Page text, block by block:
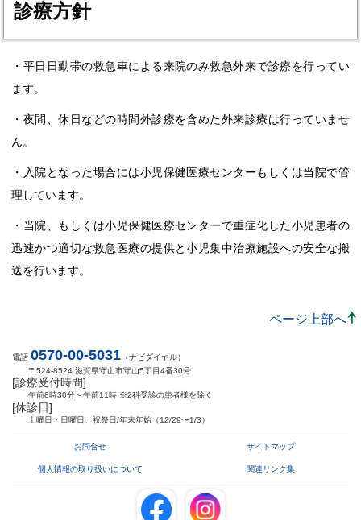
診療方針
・平日日勤帯の救急車による来院のみ救急外来で診療を行ってい
ます。
・夜間、休日などの時間外診療を含めた外来診療は行っていませ
ん。
・入院となった場合には小児保健医療センターもしくは当院で管
理しています。
・当院、もしくは小児保健医療センターで重症化した小児患者の
迅速かつ適切な救急医療の提供と小児集中治療施設への安全な搬
送を行います。
ページ上部へ
電話 0570-00-5031 （ナビダイヤル）
〒524-8524 滋賀県守山市守山5丁目4番30号
[診療受付時間]
午前8時30分～午前11時 ※2科受診の患者様を除く
[休診日]
土曜日・日曜日、祝祭日/年末年始（12/29〜1/3）
お問合せ サイトマップ
個人情報の取り扱いについて 関連リンク集